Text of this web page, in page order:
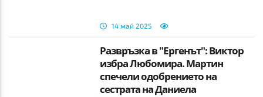
14 май 2025
Развръзка в "Ергенът": Виктор
избра Любомира. Мартин
спечели одобрението на
сестрата на Даниела